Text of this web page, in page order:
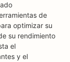
de
optimizar su
su rendimiento
el
y el